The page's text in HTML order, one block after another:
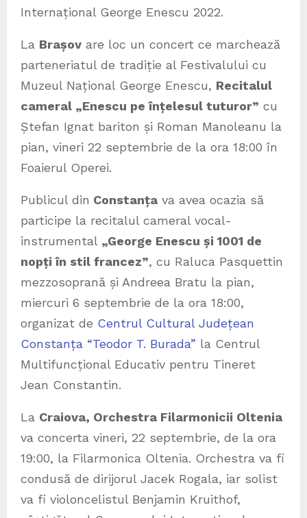
Internațional George Enescu 2022.
La Brașov are loc un concert ce marchează
parteneriatul de tradiție al Festivalului cu
Muzeul Național George Enescu, Recitalul
cameral „Enescu pe înțelesul tuturor” cu
Ștefan Ignat bariton și Roman Manoleanu la
pian, vineri 22 septembrie de la ora 18:00 în
Foaierul Operei.
Publicul din Constanța va avea ocazia să
participe la recitalul cameral vocal-
instrumental „George Enescu și 1001 de
nopți în stil francez”, cu Raluca Pasquettin
mezzosoprană și Andreea Bratu la pian,
miercuri 6 septembrie de la ora 18:00,
organizat de Centrul Cultural Județean
Constanța “Teodor T. Burada” la Centrul
Multifuncțional Educativ pentru Tineret
Jean Constantin.
La Craiova, Orchestra Filarmonicii Oltenia
va concerta vineri, 22 septembrie, de la ora
19:00, la Filarmonica Oltenia. Orchestra va fi
condusă de dirijorul Jacek Rogala, iar solist
va fi violoncelistul Benjamin Kruithof,